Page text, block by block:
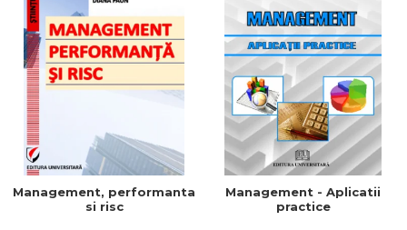
Management, performanta
si risc
Management - Aplicatii
practice